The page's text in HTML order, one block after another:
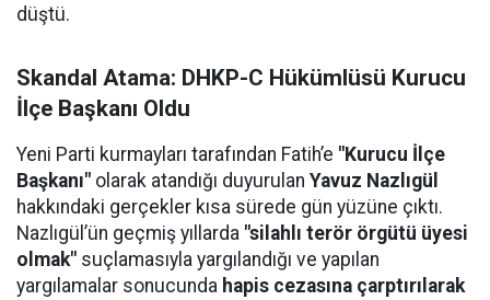
düştü.
Skandal Atama: DHKP-C Hükümlüsü Kurucu
İlçe Başkanı Oldu
Yeni Parti kurmayları tarafından Fatih’e "Kurucu İlçe
Başkanı" olarak atandığı duyurulan Yavuz Nazlıgül
hakkındaki gerçekler kısa sürede gün yüzüne çıktı.
Nazlıgül’ün geçmiş yıllarda "silahlı terör örgütü üyesi
olmak" suçlamasıyla yargılandığı ve yapılan
yargılamalar sonucunda hapis cezasına çarptırılarak